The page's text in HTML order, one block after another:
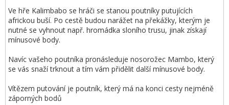
Ve hře Kalimbabo se hráči se stanou poutníky putujících
africkou buší. Po cestě budou narážet na překážky, kterým je
nutné se vyhnout např. hromádka sloního trusu, jinak získají
mínusové body.
Navíc vašeho poutníka pronásleduje nosorožec Mambo, který
se vás snaží trknout a tím vám přidělit další mínusové body.
Vítězem putování je poutník, který má na konci cesty nejméně
záporných bodů